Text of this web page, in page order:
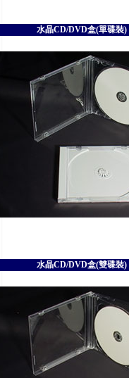
水晶CD/DVD盒(單碟裝)
水晶CD/DVD盒(雙碟裝)